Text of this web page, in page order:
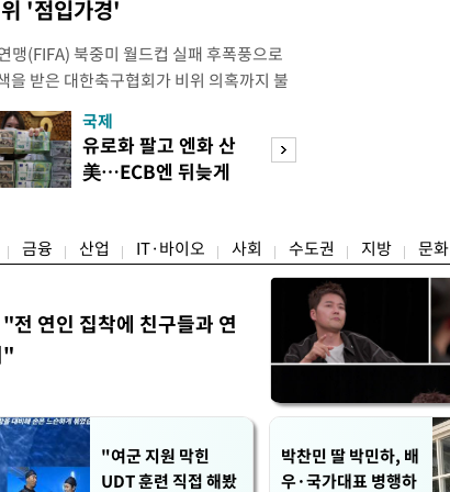
'점입가경'
맹(FIFA) 북중미 월드컵 실패 후폭풍으로
을 받은 대한축구협회가 비위 의혹까지 불
로 쑥대밭이 됐다. 특히 10년도 넘은 외국인
까지 파묘되면서 축구협회를 향한 불신은
경까지 이르렀다. 축구협회는 2024년 7월
국가대표팀 사령탑으로 선임한 뒤
국제
유로화 팔고 엔화 산
美…ECB엔 뒤늦게
금융 산업 IT·바이오 사회 수도권 지방 문화
전 연인 집착에 친구들과 연
"
"여군 지원 막힌
UDT 훈련 직접 해봤
박찬민 딸 박민하, 배
우·국가대표 병행하